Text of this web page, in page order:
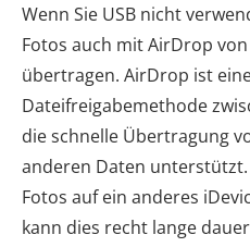
Wenn Sie USB nicht
Fotos auch mit AirDrop
übertragen. AirDrop ist
Dateifreigabemethode
die schnelle Übertragung
anderen Daten unterstützt.
Fotos auf ein anderes
kann dies recht lange